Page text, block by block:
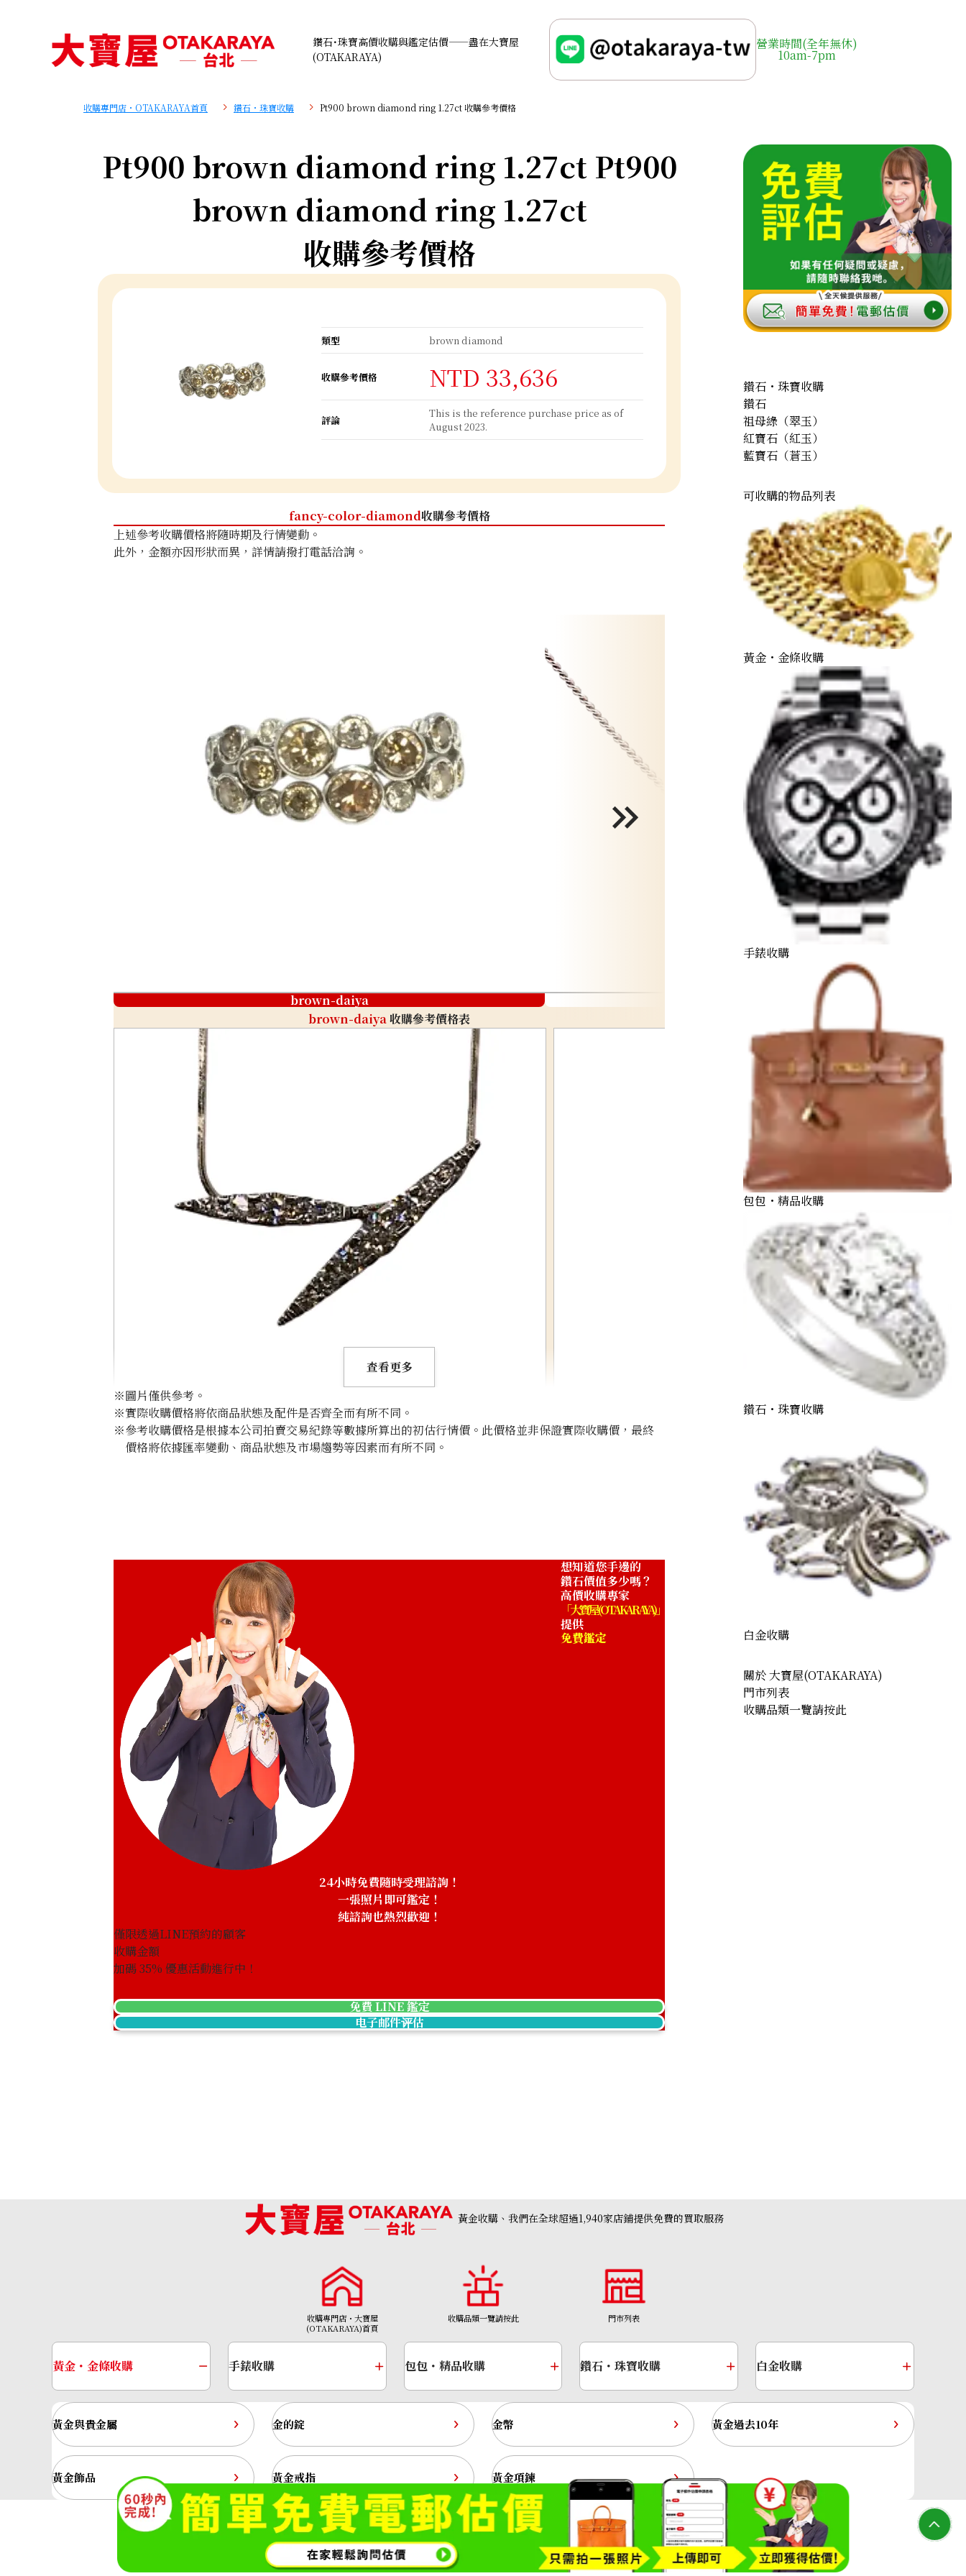
鑽石･珠寶高價收購與鑑定估價——盡在大寶屋
(OTAKARAYA)
營業時間(全年無休)
10am-7pm
收購專門店・OTAKARAYA首頁 鑽石・珠寶收購 Pt900 brown diamond ring 1.27ct 收購參考價格
Pt900 brown diamond ring 1.27ct Pt900
brown diamond ring 1.27ct
收購參考價格
類型 brown diamond
收購參考價格 NTD 33,636
評論
This is the reference purchase price as of
August 2023.
fancy-color-diamond收購參考價格
上述參考收購價格將隨時期及行情變動。
此外，金額亦因形狀而異，詳情請撥打電話洽詢。
brown-daiya
brown-daiya收購參考價格表
K18 brown diamond ring 1.00ct
NTD 34,772 NTD 33,636
K18 brown diamond necklace 1.00ct
收購參考價格
NTD 32,499
K18 brown diamond ring 1.00ct
NTD 27,272
查看更多
※圖片僅供參考。
※實際收購價格將依商品狀態及配件是否齊全而有所不同。
※參考收購價格是根據本公司拍賣交易紀錄等數據所算出的初估行情價。此價格並非保證實際收購價，最終
價格將依據匯率變動、商品狀態及市場趨勢等因素而有所不同。
想知道您手邊的
鑽石價值多少嗎？
高價收購專家
「大寶屋 (OTAKARAYA)」
提供
免費鑑定
24小時免費隨時受理諮詢！
一張照片即可鑑定！
純諮詢也熱烈歡迎！
僅限透過LINE預約的顧客
收購金額
加碼35% 優惠活動進行中！
免費 LINE 鑑定
电子邮件评估
鑽石・珠寶收購
鑽石
祖母綠（翠玉）
紅寶石（紅玉）
藍寶石（蒼玉）
可收購的物品列表
黃金・金條收購
手錶收購
包包・精品收購
鑽石・珠寶收購
白金收購
關於 大寶屋(OTAKARAYA)
門市列表
收購品類一覽請按此
黃金收購、我們在全球超過1,940家店鋪提供免費的買取服務
收購專門店・大寶屋
(OTAKARAYA)首頁
收購品類一覽請按此 門市列表
黃金・金條收購
黃金與貴金屬 金的錠 金幣 黃金過去10年
黃金飾品 黃金戒指 黃金項鍊
手錶收購 包包・精品收購 鑽石・珠寶收購 白金收購
神奈川縣公安委員會許可 第451380001308號 Copyright© 2026 收購專門店—大寶屋(OTAKARAYA) All Rights Reserved.